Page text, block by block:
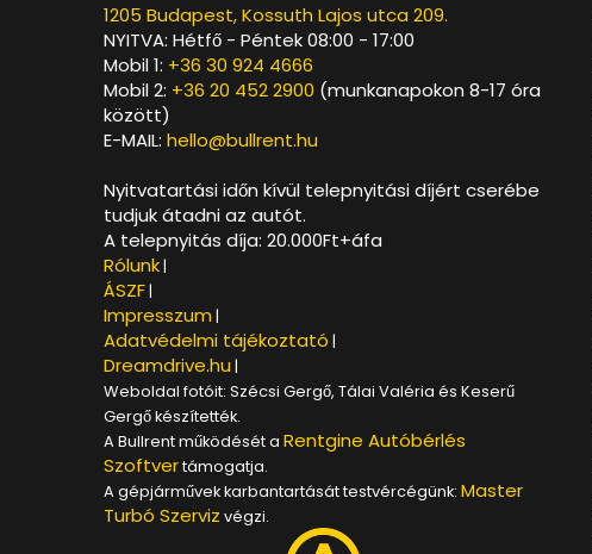
1205 Budapest, Kossuth Lajos utca 209.
NYITVA: Hétfő - Péntek 08:00 - 17:00
Mobil 1: +36 30 924 4666
Mobil 2: +36 20 452 2900 (munkanapokon 8-17 óra
között)
E-MAIL: hello@bullrent.hu
Nyitvatartási időn kívül telepnyitási díjért cserébe
tudjuk átadni az autót.
A telepnyitás díja: 20.000Ft+áfa
Rólunk|
ÁSZF|
Impresszum |
Adatvédelmi tájékoztató |
Dreamdrive.hu |
Weboldal fotóit: Szécsi Gergő, Tálai Valéria és Keserű
Gergő készítették.
A Bullrent működését a Rentgine Autóbérlés
Szoftvertámogatja.
A gépjárművek karbantartását testvércégünk: Master
Turbó Szerviz végzi.